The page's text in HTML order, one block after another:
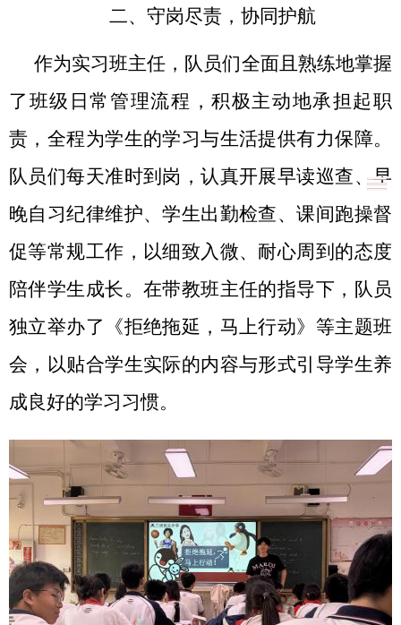
二、守岗尽责，协同护航
作为实习班主任，队员们全面且熟练地掌握
了班级日常管理流程，积极主动地承担起职
责，全程为学生的学习与生活提供有力保障。
队员们每天准时到岗，认真开展早读巡查、早
晚自习纪律维护、学生出勤检查、课间跑操督
促等常规工作，以细致入微、耐心周到的态度
陪伴学生成长。在带教班主任的指导下，队员
独立举办了《拒绝拖延，马上行动》等主题班
会，以贴合学生实际的内容与形式引导学生养
成良好的学习习惯。